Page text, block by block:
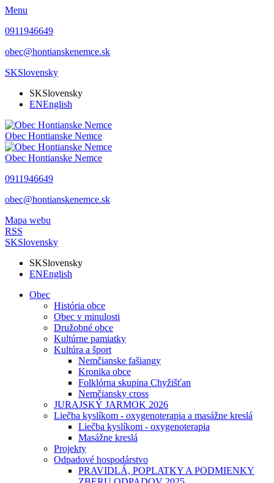
Menu
0911946649
obec@hontianskenemce.sk
SKSlovensky
SKSlovensky
ENEnglish
Obec Hontianske Nemce
Obec Hontianske Nemce
0911946649
obec@hontianskenemce.sk
Mapa webu
RSS
SKSlovensky
SKSlovensky
ENEnglish
Obec
História obce
Obec v minulosti
Družobné obce
Kultúrne pamiatky
Kultúra a šport
Nemčianske fašiangy
Kronika obce
Folklórna skupina Chyžišťan
Nemčiansky cross
JURAJSKÝ JARMOK 2026
Liečba kyslíkom - oxygenoterapia a masážne kreslá
Liečba kyslíkom - oxygenoterapia
Masážne kreslá
Projekty
Odpadové hospodárstvo
PRAVIDLÁ, POPLATKY A PODMIENKY